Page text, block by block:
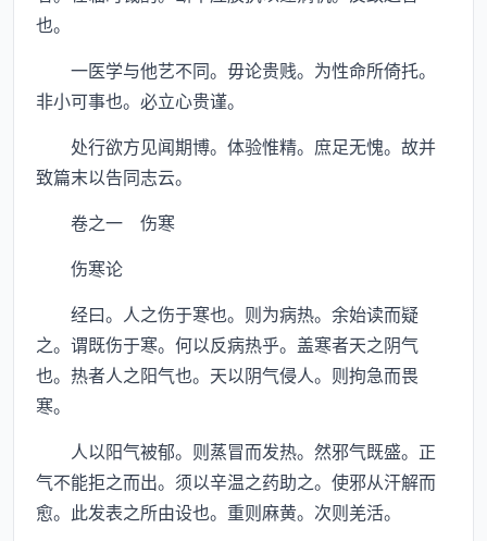
也。
一医学与他艺不同。毋论贵贱。为性命所倚托。
非小可事也。必立心贵谨。
处行欲方见闻期博。体验惟精。庶足无愧。故并
致篇末以告同志云。
卷之一 伤寒
伤寒论
经曰。人之伤于寒也。则为病热。余始读而疑
之。谓既伤于寒。何以反病热乎。盖寒者天之阴气
也。热者人之阳气也。天以阴气侵人。则拘急而畏
寒。
人以阳气被郁。则蒸冒而发热。然邪气既盛。正
气不能拒之而出。须以辛温之药助之。使邪从汗解而
愈。此发表之所由设也。重则麻黄。次则羌活。